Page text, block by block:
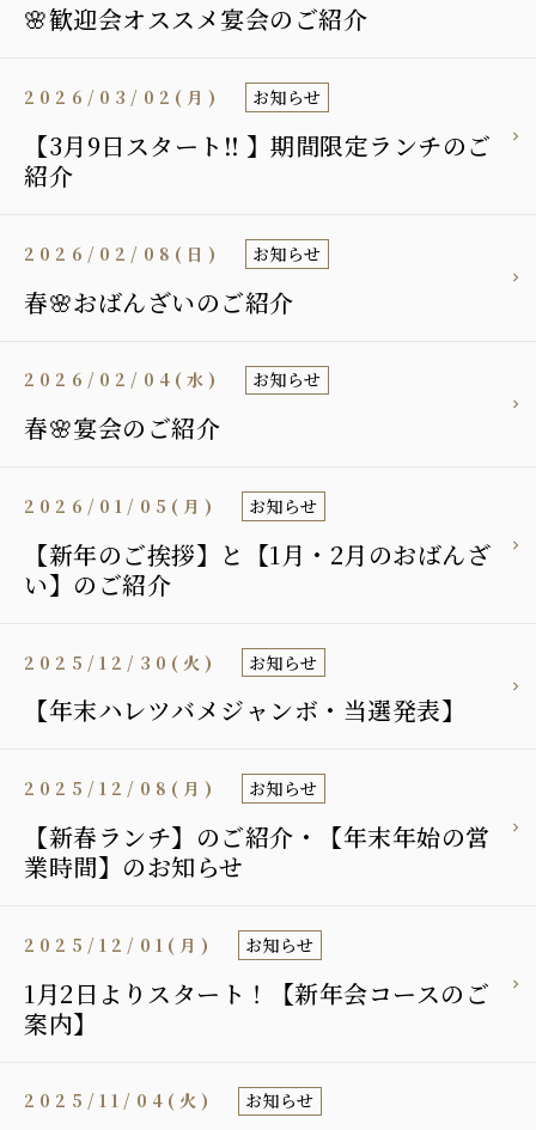
🌸歓迎会オススメ宴会のご紹介
【3月9日スタート‼︎ 】期間限定ランチのご
紹介
2026/03/02(月) お知らせ
春🌸おばんざいのご紹介
2026/02/08(日) お知らせ
春🌸宴会のご紹介
2026/02/04(水) お知らせ
【新年のご挨拶】と【1月・2月のおばんざ
い】のご紹介
2026/01/05(月) お知らせ
【年末ハレツバメジャンボ・当選発表】
2025/12/30(火) お知らせ
【新春ランチ】のご紹介・【年末年始の営
業時間】のお知らせ
2025/12/08(月) お知らせ
1月2日よりスタート！【新年会コースのご
案内】
2025/12/01(月) お知らせ
2025/11/04(火) お知らせ